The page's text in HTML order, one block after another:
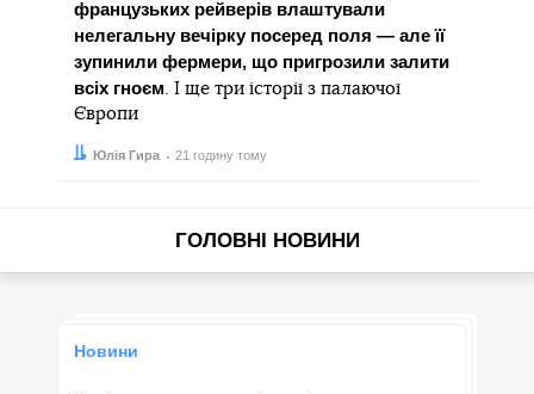
французьких рейверів влаштували
нелегальну вечірку посеред поля — але її
зупинили фермери, що пригрозили залити
всіх гноєм. І ще три історії з палаючої
Європи
Автор:Юлія Гира
Дата: 21 годину тому
ГОЛОВНІ НОВИНИ
Новини